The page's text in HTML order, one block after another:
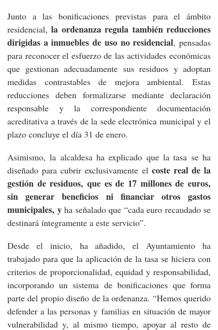
Junto a las bonificaciones previstas para el ámbito
residencial,la ordenanza regula también reducciones
dirigidas a inmuebles de uso no residencial, pensadas
para reconocer el esfuerzo de las actividades económicas
que gestionan adecuadamente sus residuos y adoptan
medidas contrastables de mejora ambiental. Estas
reducciones deben formalizarse mediante declaración
responsable y la correspondiente documentación
acreditativa a través de la sede electrónica municipal y el
plazo concluye el día 31 de enero.
Asimismo, la alcaldesa ha explicado que la tasa se ha
diseñado para cubrir exclusivamente el coste real de la
gestión de residuos, que es de 17 millones de euros,
sin generar beneficios ni financiar otros gastos
municipales, yha señalado que “cada euro recaudado se
destinará íntegramente a este servicio”.
Desde el inicio, ha añadido, el Ayuntamiento ha
trabajado para que la aplicación de la tasa se hiciera con
criterios de proporcionalidad, equidad y responsabilidad,
incorporando un sistema de bonificaciones que forma
parte del propio diseño de la ordenanza. “Hemos querido
defender a las personas y familias en situación de mayor
vulnerabilidad y, al mismo tiempo, apoyar al resto de